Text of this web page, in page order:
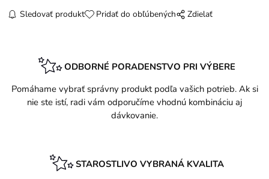
Sledovať produkt Pridať do obľúbených Zdielať
ODBORNÉ PORADENSTVO PRI VÝBERE
Pomáhame vybrať správny produkt podľa vašich potrieb. Ak si
nie ste istí, radi vám odporučíme vhodnú kombináciu aj
dávkovanie.
STAROSTLIVO VYBRANÁ KVALITA